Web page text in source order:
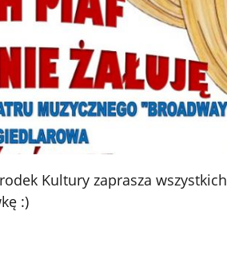
Kultury zaprasza wszystkich
:)